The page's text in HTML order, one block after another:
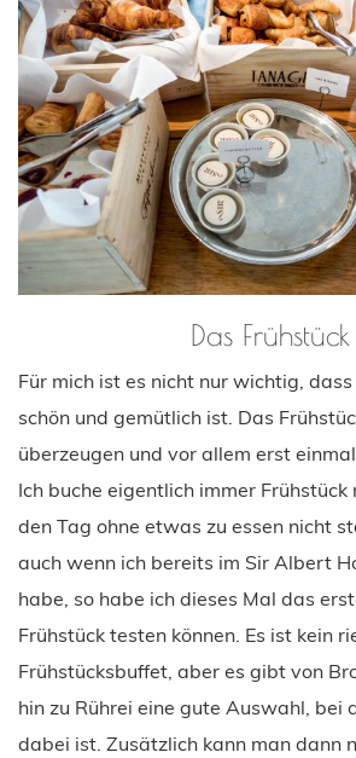
Das Frühstück
Für mich ist es nicht nur wichtig,
schön und gemütlich ist. Das
überzeugen und vor allem erst
Ich buche eigentlich immer
den Tag ohne etwas zu essen nicht
auch wenn ich bereits im Sir Albert
habe, so habe ich dieses Mal das
Frühstück testen können. Es ist kein
Frühstücksbuffet, aber es gibt von
hin zu Rührei eine gute Auswahl, bei
dabei ist. Zusätzlich kann man dann